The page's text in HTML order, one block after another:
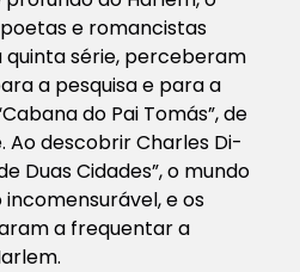
e romancistas
quinta série, perceberam
a pesquisa e para a
do Pai Tomás”, de
Ao descobrir Charles Di­
Duas Cidades”, o mundo
e os
a frequentar a